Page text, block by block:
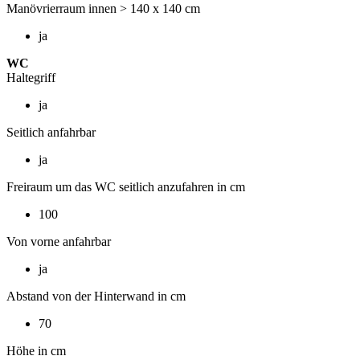
Manövrierraum innen > 140 x 140 cm
ja
WC
Haltegriff
ja
Seitlich anfahrbar
ja
Freiraum um das WC seitlich anzufahren in cm
100
Von vorne anfahrbar
ja
Abstand von der Hinterwand in cm
70
Höhe in cm